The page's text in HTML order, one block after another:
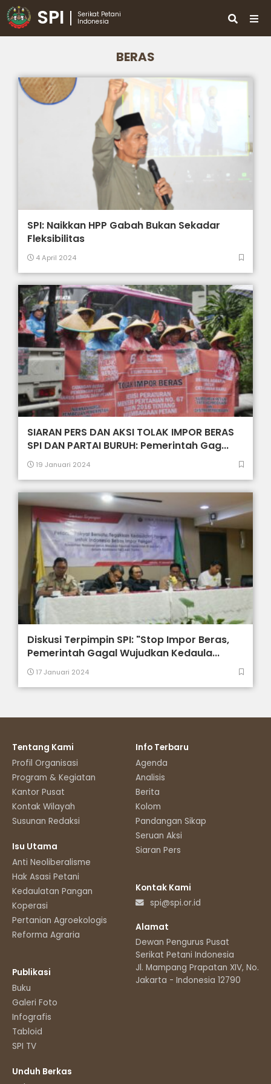
SPI
Serikat Petani
Indonesia
BERAS
SPI: Naikkan HPP Gabah Bukan Sekadar
Fleksibilitas
4 April 2024
SIARAN PERS DAN AKSI TOLAK IMPOR BERAS
SPI DAN PARTAI BURUH: Pemerintah Gag...
19 Januari 2024
Diskusi Terpimpin SPI: "Stop Impor Beras,
Pemerintah Gagal Wujudkan Kedaula...
17 Januari 2024
Tentang Kami
Profil Organisasi
Program & Kegiatan
Kantor Pusat
Kontak Wilayah
Susunan Redaksi
Isu Utama
Anti Neoliberalisme
Hak Asasi Petani
Kedaulatan Pangan
Koperasi
Pertanian Agroekologis
Reforma Agraria
Publikasi
Buku
Galeri Foto
Infografis
Tabloid
SPI TV
Unduh Berkas
Info Terbaru
Agenda
Analisis
Berita
Kolom
Pandangan Sikap
Seruan Aksi
Siaran Pers
Kontak Kami
spi@spi.or.id
Alamat
Dewan Pengurus Pusat
Serikat Petani Indonesia
Jl. Mampang Prapatan XIV, No.11
Jakarta - Indonesia 12790